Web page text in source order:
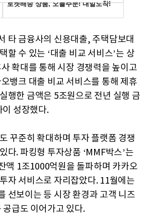
타 금융사의 신용대출, 주택담보대
할 수 있는 ‘대출 비교 서비스’는 상
확대를 통해 시장 경쟁력을 높이고
뱅크 대출 비교 서비스를 통해 제휴
행한 금액은 5조원으로 전년 실행 금
성장했다.
꾸준히 확대하며 투자 플랫폼 경쟁
다. 파킹형 투자상품 ‘MMF박스’는
액 1조1000억원을 돌파하며 카카오
자 서비스로 자리잡았다. 11월에는
선보이는 등 시장 환경과 고객 니즈
공급도 이어가고 있다.